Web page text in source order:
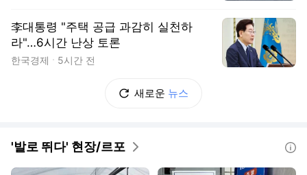
李대통령 "주택 공급 과감히 실천하
라"…6시간 난상 토론
한국경제 5시간 전
새로운 뉴스
'발로 뛰다' 현장/르포